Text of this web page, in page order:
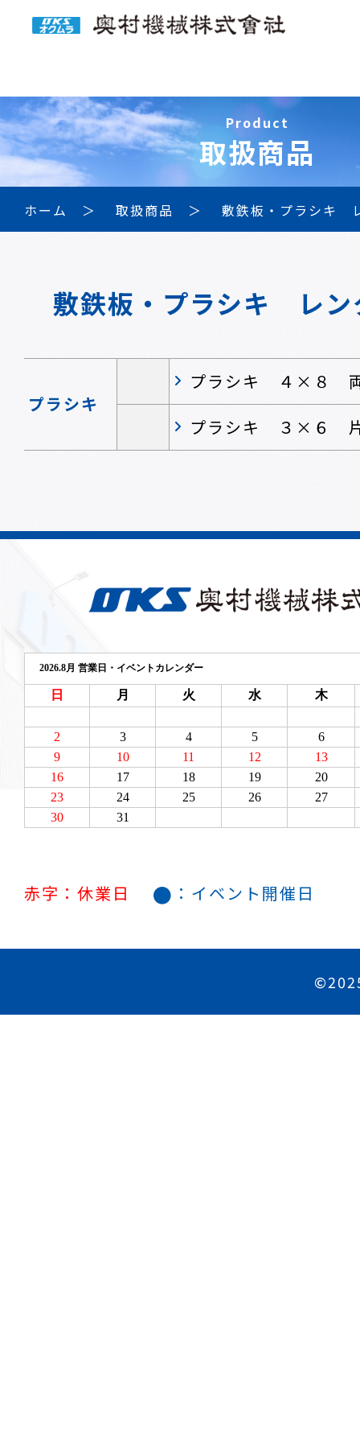
Product
取扱商品
ホーム 取扱商品 敷鉄板・プラシキ
敷鉄板・プラシキ レン
プラシキ
プラシキ ４×８
プラシキ ３×６
赤字：休業日 ● ：イベント開催日